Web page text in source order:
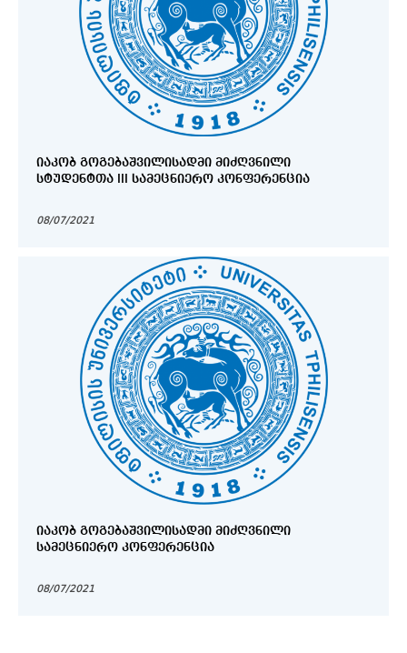
ᲘᲐᲙᲝᲑ ᲒᲝᲒᲔᲑᲐᲨᲕᲘᲚᲘᲡᲐᲓᲛᲘ ᲛᲘᲫᲦᲕᲜᲘᲚᲘ
ᲡᲢᲣᲓᲔᲜᲢᲗᲐ III ᲡᲐᲛᲔᲪᲜᲘᲔᲠᲝ ᲙᲝᲜᲤᲔᲠᲔᲜᲪᲘᲐ
08/07/2021
ᲘᲐᲙᲝᲑ ᲒᲝᲒᲔᲑᲐᲨᲕᲘᲚᲘᲡᲐᲓᲛᲘ ᲛᲘᲫᲦᲕᲜᲘᲚᲘ
ᲡᲐᲛᲔᲪᲜᲘᲔᲠᲝ ᲙᲝᲜᲤᲔᲠᲔᲜᲪᲘᲐ
08/07/2021